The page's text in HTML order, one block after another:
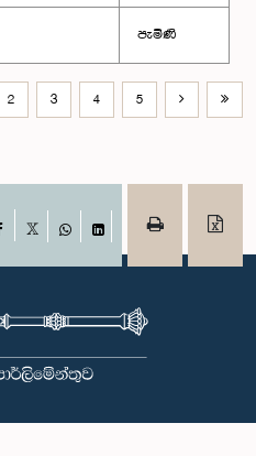
පැමිණි
2 3 4 5
Facebook
WhatsAppLinkedIn